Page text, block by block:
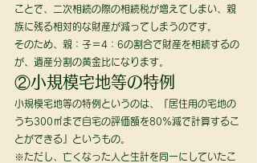
ことで、二次相続の際の相続税が増えてしまい、親
族に残る相対的な財産が減ってしまうのです。
そのため、親：子＝4：6の割合で財産を相続するの
が、遺産分割の黄金比になります。
②小規模宅地等の特例
小規模宅地等の特例というのは、『居住用の宅地の
うち300㎡まで自宅の評価額を80％減で計算するこ
とができる』というもの。
※ただし、亡くなった人と生計を同一にしていたこ